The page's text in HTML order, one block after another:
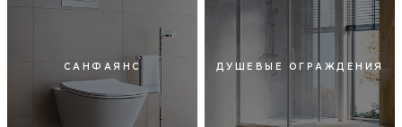
САНФАЯНС ДУШЕВЫЕ ОГРАЖДЕНИЯ